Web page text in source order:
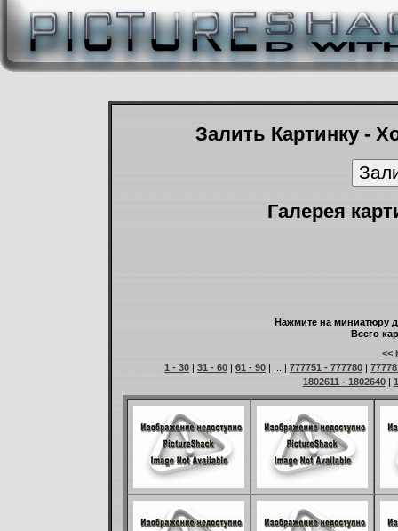
Залить Картинку -
Галерея
Нажмите на миниатюру
Всего
<<
1 - 30 | 31 - 60 | 61 - 90 | ... | 777751 - 777780 |
1802611 - 1802640|